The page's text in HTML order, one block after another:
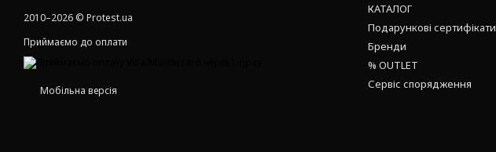
2010–2026 © Protest.ua
Приймаємо до оплати
Мобільна версія
КАТАЛОГ
Подарункові сертифікати
Бренди
% OUTLET
Сервіс спорядження